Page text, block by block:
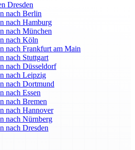
Dresden
nach Berlin
nach Hamburg
nach München
nach Köln
nach Frankfurt am Main
nach Stuttgart
nach Düsseldorf
nach Leipzig
nach Dortmund
nach Essen
nach Bremen
nach Hannover
nach Nürnberg
nach Dresden